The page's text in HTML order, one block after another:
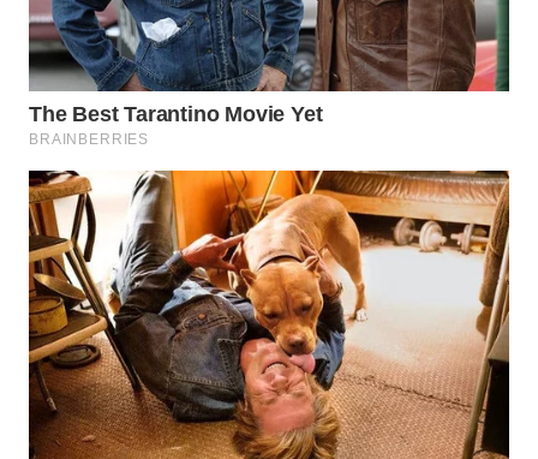
LISTRIK
WAHANA
TRAVEL
WAHANA
TV
WAHANANEWS
ID
WAHANANEWS
CO ID
WAHANANEWS